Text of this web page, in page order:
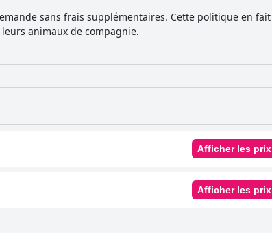
sans frais supplémentaires. Cette politique en fait
animaux de compagnie.
Afficher les prix
Afficher les prix